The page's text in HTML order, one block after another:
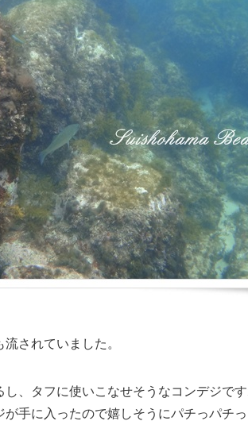
されていました。
、タフに使いこなせそうなコンデジで
が手に入ったので嬉しそうにパチっパチ